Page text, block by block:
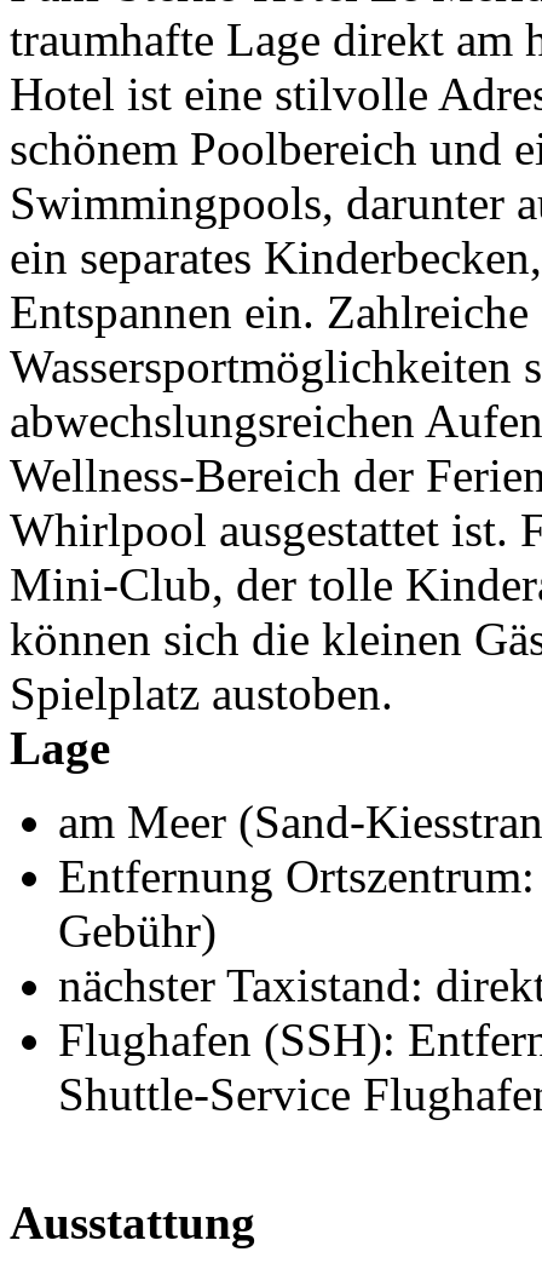
traumhafte Lage direkt am
Hotel ist eine stilvolle
schönem Poolbereich und
Swimmingpools, darunter
ein separates
Entspannen ein.
Wassersportmöglichkeiten
abwechslungsreichen
Wellness-Bereich der
Whirlpool ausgestattet ist.
Mini-Club, der tolle
können sich die kleinen
Spielplatz austoben.
Lage
am Meer (Sand-
Entfernung
Gebühr)
nächster Taxistand:
Flughafen (SSH):
Shuttle-Service
Ausstattung